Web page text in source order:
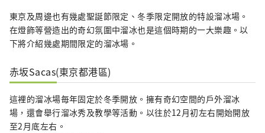
東京及周邊也有幾處聖誕節限定、冬季限定開放的特設溜冰場。
在燈飾等營造出的奇幻氛圍中溜冰也是這個時期的一大樂趣。以
下將介紹幾處期間限定的溜冰場。
赤坂Sacas(東京都港區)
這裡的溜冰場毎年固定於冬季開放。擁有奇幻空間的戶外溜冰
場，還會舉行溜冰秀及教學等活動。以往於12月初左右開始開放
至2月底左右。